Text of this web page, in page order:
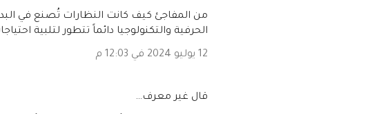
من المفاجئ كيف كانت النظارات تُصنع في
الحرفية والتكنولوجيا دائماً تتطور لتلبية
12 يوليو 2024 في 12:03 م
‏قال غير معرف…